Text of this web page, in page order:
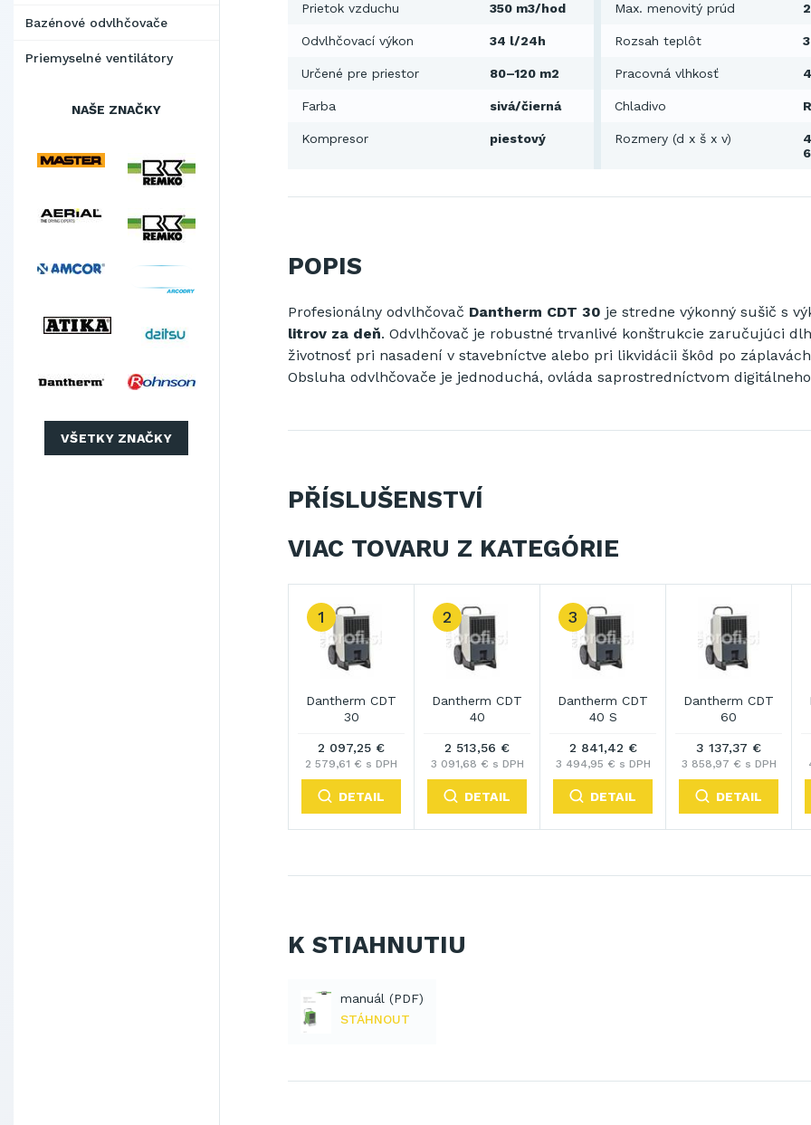
Bazénové odvlhčovače
Priemyselné ventilátory
NAŠE ZNAČKY
VŠETKY ZNAČKY
Prietok vzduchu 350 m3/hod Max. menovitý prúd
Odvlhčovací výkon 34 l/24h Rozsah teplôt
Určené pre priestor 80–120 m2 Pracovná vlhkosť
Farba sivá/čierná Chladivo
Kompresor piestový Rozmery (d x š x v)
POPIS
Profesionálny odvlhčovač Dantherm CDT 30 je stredne výkonný sušič s
litrov za deň. Odvlhčovač je robustné trvanlivé konštrukcie zaručujúci
životnosť pri nasadení v stavebníctve alebo pri likvidácii škôd po
Obsluha odvlhčovače je jednoduchá, ovláda saprostredníctvom digitálneho
PŘÍSLUŠENSTVÍ
VIAC TOVARU Z KATEGÓRIE
1
Dantherm CDT
30
2 097,25 €
2 579,61 € s DPH
DETAIL
2
Dantherm CDT
40
2 513,56 €
3 091,68 € s DPH
DETAIL
3
Dantherm CDT
40 S
2 841,42 €
3 494,95 € s DPH
DETAIL
Dantherm CDT
60
3 137,37 €
3 858,97 € s DPH
DETAIL
K STIAHNUTIU
manuál (PDF)
STÁHNOUT